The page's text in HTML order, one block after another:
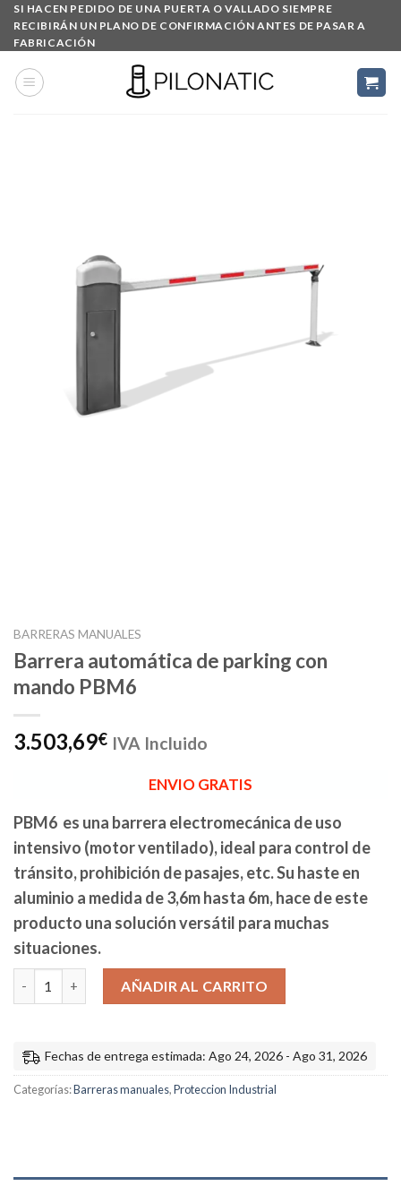
Skip
content
SI HACEN PEDIDO DE UNA PUERTA O VALLADO SIEMPRE
RECIBIRÁN UN PLANO DE CONFIRMACIÓN ANTES DE PASAR A
FABRICACIÓN
BARRERAS MANUALES
Barrera automática de parking con
mando PBM6
3.503,69€ IVA Incluido
ENVIO GRATIS
PBM6 es una barrera electromecánica de uso
intensivo (motor ventilado), ideal para control de
tránsito, prohibición de pasajes, etc. Su haste en
aluminio a medida de 3,6m hasta 6m, hace de este
producto una solución versátil para muchas
situaciones.
Barrera automática de parking con mando PBM6 cantidad
AÑADIR AL CARRITO
Fechas de entrega estimada: Ago 24, 2026 - Ago 31, 2026
Categorías:Barreras manuales,Proteccion Industrial